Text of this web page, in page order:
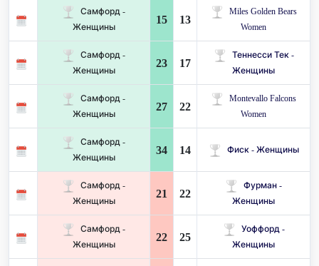
Самфорд -
Женщины
15 13
Miles Golden Bears
Women
Самфорд -
Женщины
23 17
Теннесси Тек -
Женщины
Самфорд -
Женщины
27 22
Montevallo Falcons
Women
Самфорд -
Женщины
34 14 Фиск - Женщины
Самфорд -
Женщины
21 22
Фурман -
Женщины
Самфорд -
Женщины
22 25
Уоффорд -
Женщины